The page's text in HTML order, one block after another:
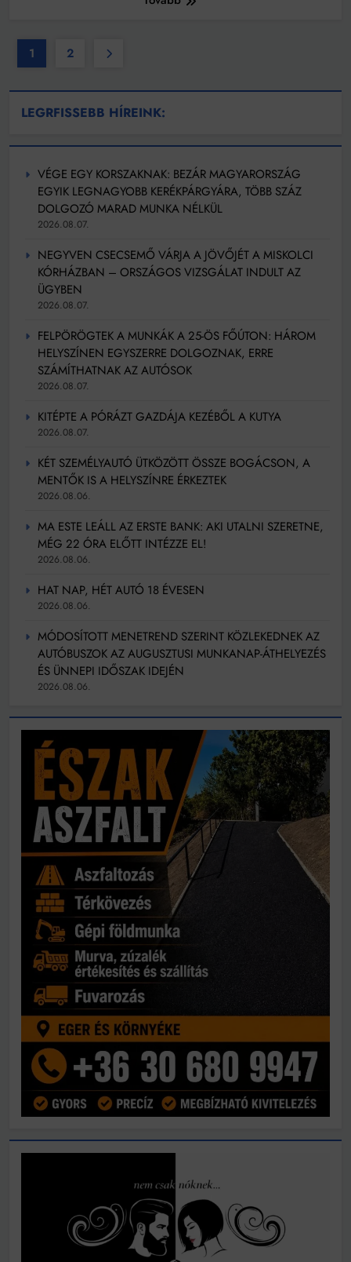
1 2
LEGRFISSEBB HÍREINK:
VÉGE EGY KORSZAKNAK: BEZÁR MAGYARORSZÁG
EGYIK LEGNAGYOBB KERÉKPÁRGYÁRA, TÖBB SZÁZ
DOLGOZÓ MARAD MUNKA NÉLKÜL
2026.08.07.
NEGYVEN CSECSEMŐ VÁRJA A JÖVŐJÉT A MISKOLCI
KÓRHÁZBAN – ORSZÁGOS VIZSGÁLAT INDULT AZ
ÜGYBEN
2026.08.07.
FELPÖRÖGTEK A MUNKÁK A 25-ÖS FŐÚTON: HÁROM
HELYSZÍNEN EGYSZERRE DOLGOZNAK, ERRE
SZÁMÍTHATNAK AZ AUTÓSOK
2026.08.07.
KITÉPTE A PÓRÁZT GAZDÁJA KEZÉBŐL A KUTYA
2026.08.07.
KÉT SZEMÉLYAUTÓ ÜTKÖZÖTT ÖSSZE BOGÁCSON, A
MENTŐK IS A HELYSZÍNRE ÉRKEZTEK
2026.08.06.
MA ESTE LEÁLL AZ ERSTE BANK: AKI UTALNI SZERETNE,
MÉG 22 ÓRA ELŐTT INTÉZZE EL!
2026.08.06.
HAT NAP, HÉT AUTÓ 18 ÉVESEN
2026.08.06.
MÓDOSÍTOTT MENETREND SZERINT KÖZLEKEDNEK AZ
AUTÓBUSZOK AZ AUGUSZTUSI MUNKANAP-ÁTHELYEZÉS
ÉS ÜNNEPI IDŐSZAK IDEJÉN
2026.08.06.